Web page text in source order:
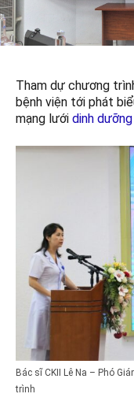
Tham dự chương
bệnh viện tới phát
mạng lưới dinh dưỡng
Bác sĩ CKII Lê Na – Phó
trình